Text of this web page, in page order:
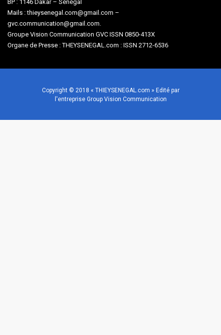
BP : 1146 Dakar – Sénégal
Mails : thieysenegal.com@gmail.com –
gvc.communication@gmail.com.
Groupe Vision Communication GVC ISSN 0850-413X
Organe de Presse : THEYSENEGAL.com : ISSN 2712-6536
Copyright © 2018 « THIEYSENEGAL.com » Edité par
l'entreprise Group Vision Communication